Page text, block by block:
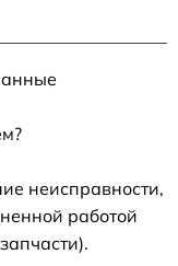
неисправности,
работой